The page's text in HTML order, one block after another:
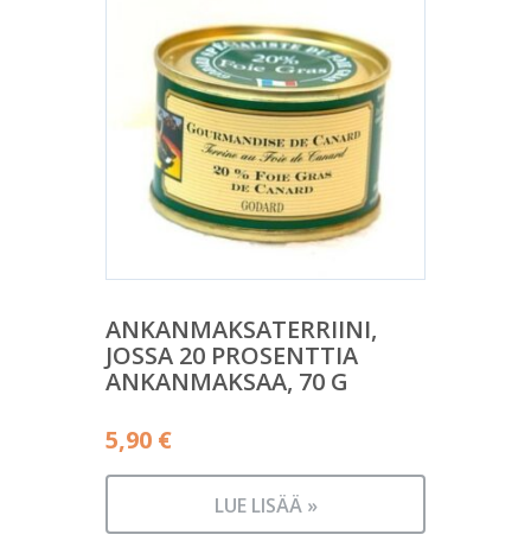
ANKANMAKSATERRIINI,
JOSSA 20 PROSENTTIA
ANKANMAKSAA, 70 G
5,90 €
LUE LISÄÄ »